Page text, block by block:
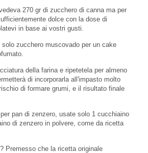
270 gr di zucchero di canna ma per
dolce con la dose di
in base ai vostri gusti.
zucchero muscovado per un cake
della farina e ripetetela per almeno
di incorporarla all'impasto molto
di formare grumi, e il risultato finale
pan di zenzero, usate solo 1 cucchiaino
di zenzero in polvere, come da ricetta
Premesso che la ricetta originale